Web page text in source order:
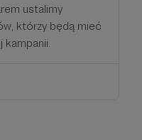
ustalimy
którzy będą mieć
kampanii.